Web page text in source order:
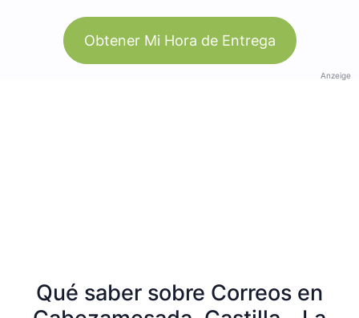
Obtener Mi Hora de Entrega
Anzeige
Qué saber sobre Correos en